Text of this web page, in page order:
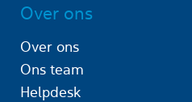
Over ons
Over ons
Ons team
Helpdesk